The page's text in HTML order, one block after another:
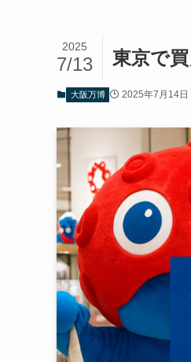
東京で
2025
7/13
大阪万博 2025年7月14日